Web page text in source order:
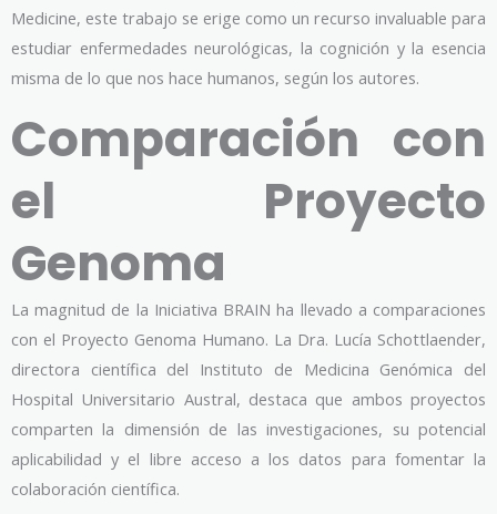
Medicine, este trabajo se erige como un recurso invaluable para
estudiar enfermedades neurológicas, la cognición y la esencia
misma de lo que nos hace humanos, según los autores.
Comparación con
el Proyecto
Genoma
La magnitud de la Iniciativa BRAIN ha llevado a comparaciones
con el Proyecto Genoma Humano. La Dra. Lucía Schottlaender,
directora científica del Instituto de Medicina Genómica del
Hospital Universitario Austral, destaca que ambos proyectos
comparten la dimensión de las investigaciones, su potencial
aplicabilidad y el libre acceso a los datos para fomentar la
colaboración científica.